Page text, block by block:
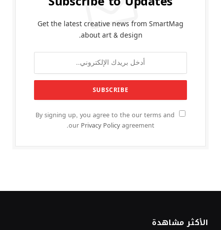
Get the latest creative news from SmartMag
about art & design.
By signing up, you agree to the our terms and
our Privacy Policyagreement.
الأكثر مشاهدة